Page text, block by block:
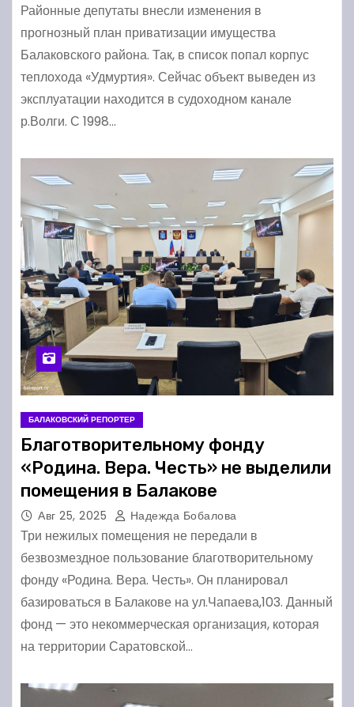
Районные депутаты внесли изменения в
прогнозный план приватизации имущества
Балаковского района. Так, в список попал корпус
теплохода «Удмуртия». Сейчас объект выведен из
эксплуатации находится в судоходном канале
р.Волги. С 1998…
БАЛАКОВСКИЙ РЕПОРТЕР
Благотворительному фонду
«Родина. Вера. Честь» не выделили
помещения в Балакове
Авг 25, 2025 Надежда Бобалова
Три нежилых помещения не передали в
безвозмездное пользование благотворительному
фонду «Родина. Вера. Честь». Он планировал
базироваться в Балакове на ул.Чапаева,103. Данный
фонд — это некоммерческая организация, которая
на территории Саратовской…